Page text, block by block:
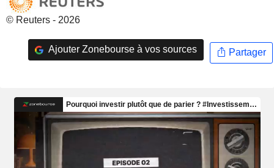
© Reuters - 2026
Ajouter Zonebourse à vos sources Partager